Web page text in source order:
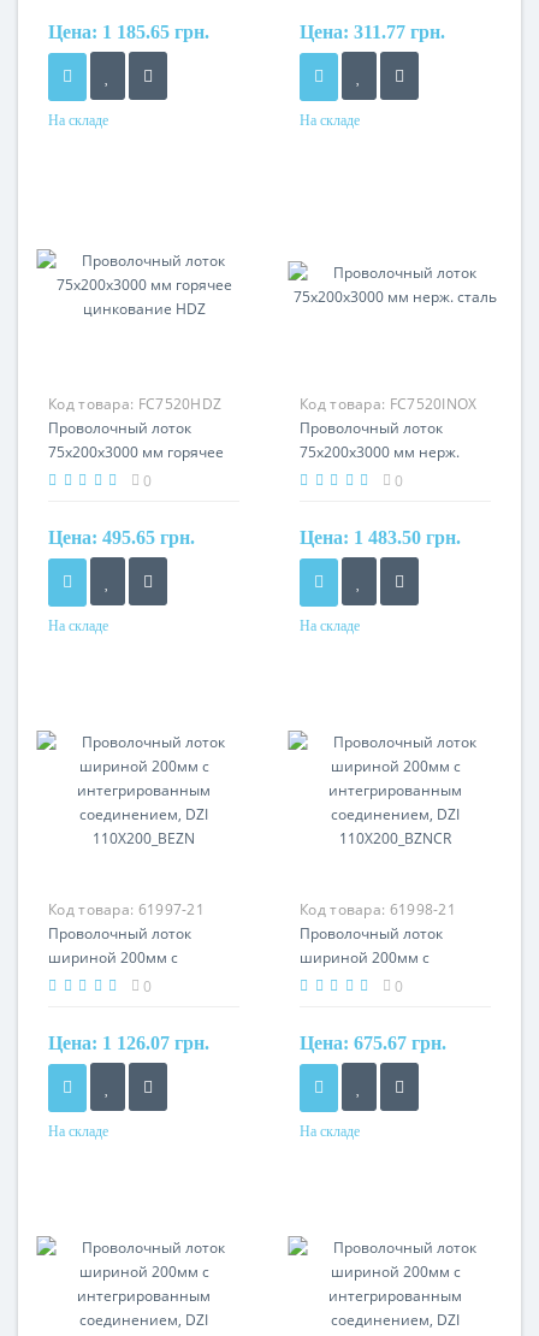
Цена: 1 185.65 грн.
На складе
Цена: 311.77 грн.
На складе
Код товара: FC7520HDZ
Проволочный лоток
75х200х3000 мм горячее
цинкование HDZ
0
Цена: 495.65 грн.
На складе
Код товара: FC7520INOX
Проволочный лоток
75х200х3000 мм нерж.
сталь
0
Цена: 1 483.50 грн.
На складе
Код товара: 61997-21
Проволочный лоток
шириной 200мм с
интегрированным
0
Цена: 1 126.07 грн.
На складе
Код товара: 61998-21
Проволочный лоток
шириной 200мм с
интегрированным
0
Цена: 675.67 грн.
На складе